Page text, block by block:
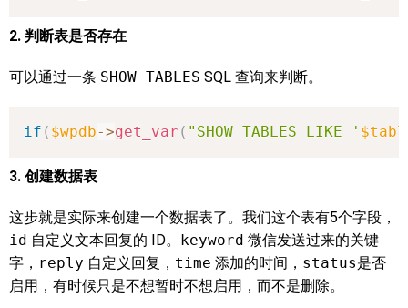
2. 判断表是否存在
可以通过一条 SHOW TABLES SQL 查询来判断。
if ( $wpdb->get_var ( "SHOW TABLES LIKE '
3. 创建数据表
这步就是实际来创建一个数据表了。我们这个表有5个字段，
id 自定义文本回复的 ID。 keyword 微信发送过来的关键
字， reply 自定义回复， time 添加的时间， status是否
启用，有时候只是不想暂时不想启用，而不是删除。